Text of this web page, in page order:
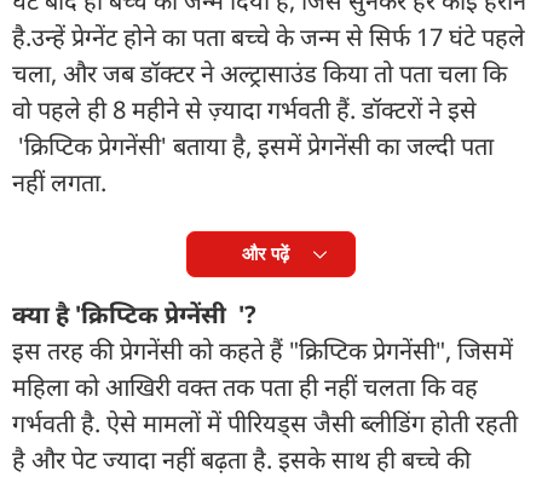
है.उन्हें प्रेग्नेंट होने का पता बच्चे के जन्म से सिर्फ 17 घंटे पहले
चला, और जब डॉक्टर ने अल्ट्रासाउंड किया तो पता चला कि
वो पहले ही 8 महीने से ज़्यादा गर्भवती हैं. डॉक्टरों ने इसे
'क्रिप्टिक प्रेगनेंसी' बताया है, इसमें प्रेगनेंसी का जल्दी पता
नहीं लगता.
और पढ़ें
क्या है 'क्रिप्टिक प्रेग्नेंसी '?
इस तरह की प्रेगनेंसी को कहते हैं "क्रिप्टिक प्रेगनेंसी", जिसमें
महिला को आखिरी वक्त तक पता ही नहीं चलता कि वह
गर्भवती है. ऐसे मामलों में पीरियड्स जैसी ब्लीडिंग होती रहती
है और पेट ज्यादा नहीं बढ़ता है. इसके साथ ही बच्चे की